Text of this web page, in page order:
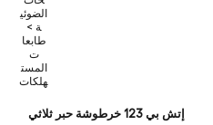
الضوئي
ة >
طابعا
ت
المست
هلكات
إتش بي 123 خرطوشة حبر ثلاثي